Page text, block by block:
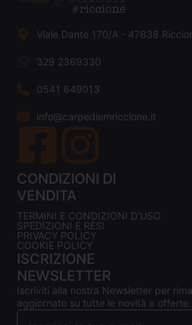
Viale Dante 170/A - 47838
329 2369330
0541 649013
info@carpediemriccione.it
CONDIZIONI DI
VENDITA
TERMINI E CONDIZIONI D'USO
SPEDIZIONI E RESI
PRIVACY POLICY
COOKIE POLICY
ISCRIZIONE
NEWSLETTER
Iscriviti alla nostra Newsletter per
aggiornato su tutte le novità e offerte.